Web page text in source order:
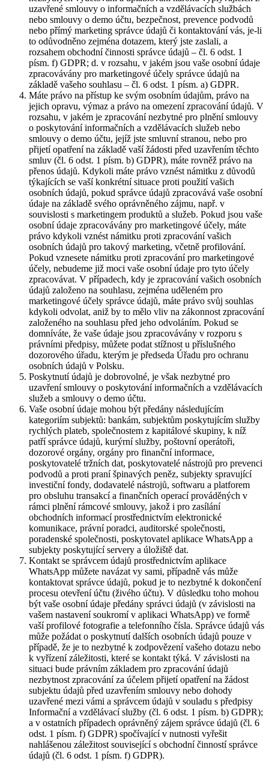
uzavřené smlouvy o informačních a vzdělávacích službách
nebo smlouvy o demo účtu, bezpečnost, prevence podvodů
nebo přímý marketing správce údajů či kontaktování vás, je-li
to odůvodněno zejména dotazem, který jste zaslali, a
rozsahem obchodní činnosti správce údajů – čl. 6 odst. 1
písm. f) GDPR; d. v rozsahu, v jakém jsou vaše osobní údaje
zpracovávány pro marketingové účely správce údajů na
základě vašeho souhlasu – čl. 6 odst. 1 písm. a) GDPR.
Máte právo na přístup ke svým osobním údajům, právo na
jejich opravu, výmaz a právo na omezení zpracování údajů. V
rozsahu, v jakém je zpracování nezbytné pro plnění smlouvy
o poskytování informačních a vzdělávacích služeb nebo
smlouvy o demo účtu, jejíž jste smluvní stranou, nebo pro
přijetí opatření na základě vaší žádosti před uzavřením těchto
smluv (čl. 6 odst. 1 písm. b) GDPR), máte rovněž právo na
přenos údajů. Kdykoli máte právo vznést námitku z důvodů
týkajících se vaší konkrétní situace proti použití vašich
osobních údajů, pokud správce údajů zpracovává vaše osobní
údaje na základě svého oprávněného zájmu, např. v
souvislosti s marketingem produktů a služeb. Pokud jsou vaše
osobní údaje zpracovávány pro marketingové účely, máte
právo kdykoli vznést námitku proti zpracování vašich
osobních údajů pro takový marketing, včetně profilování.
Pokud vznesete námitku proti zpracování pro marketingové
účely, nebudeme již moci vaše osobní údaje pro tyto účely
zpracovávat. V případech, kdy je zpracování vašich osobních
údajů založeno na souhlasu, zejména uděleném pro
marketingové účely správce údajů, máte právo svůj souhlas
kdykoli odvolat, aniž by to mělo vliv na zákonnost zpracování
založeného na souhlasu před jeho odvoláním. Pokud se
domníváte, že vaše údaje jsou zpracovávány v rozporu s
právními předpisy, můžete podat stížnost u příslušného
dozorového úřadu, kterým je předseda Úřadu pro ochranu
osobních údajů v Polsku.
Poskytnutí údajů je dobrovolné, je však nezbytné pro
uzavření smlouvy o poskytování informačních a vzdělávacích
služeb a smlouvy o demo účtu.
Vaše osobní údaje mohou být předány následujícím
kategoriím subjektů: bankám, subjektům poskytujícím služby
rychlých plateb, společnostem z kapitálové skupiny, k níž
patří správce údajů, kurýrní služby, poštovní operátoři,
dozorové orgány, orgány pro finanční informace,
poskytovatelé tržních dat, poskytovatelé nástrojů pro prevenci
podvodů a proti praní špinavých peněz, subjekty spravující
investiční fondy, dodavatelé nástrojů, softwaru a platforem
pro obsluhu transakcí a finančních operací prováděných v
rámci plnění rámcové smlouvy, jakož i pro zasílání
obchodních informací prostřednictvím elektronické
komunikace, právní poradci, auditorské společnosti,
poradenské společnosti, poskytovatel aplikace WhatsApp a
subjekty poskytující servery a úložiště dat.
Kontakt se správcem údajů prostřednictvím aplikace
WhatsApp můžete navázat vy sami, případně vás může
kontaktovat správce údajů, pokud je to nezbytné k dokončení
procesu otevření účtu (živého účtu). V důsledku toho mohou
být vaše osobní údaje předány správci údajů (v závislosti na
vašem nastavení soukromí v aplikaci WhatsApp) ve formě
vaší profilové fotografie a telefonního čísla. Správce údajů vás
může požádat o poskytnutí dalších osobních údajů pouze v
případě, že je to nezbytné k zodpovězení vašeho dotazu nebo
k vyřízení záležitosti, které se kontakt týká. V závislosti na
situaci bude právním základem pro zpracování údajů
nezbytnost zpracování za účelem přijetí opatření na žádost
subjektu údajů před uzavřením smlouvy nebo dohody
uzavřené mezi vámi a správcem údajů v souladu s předpisy
Informační a vzdělávací služby (čl. 6 odst. 1 písm. b) GDPR);
a v ostatních případech oprávněný zájem správce údajů (čl. 6
odst. 1 písm. f) GDPR) spočívající v nutnosti vyřešit
nahlášenou záležitost související s obchodní činností správce
údajů (čl. 6 odst. 1 písm. f) GDPR).